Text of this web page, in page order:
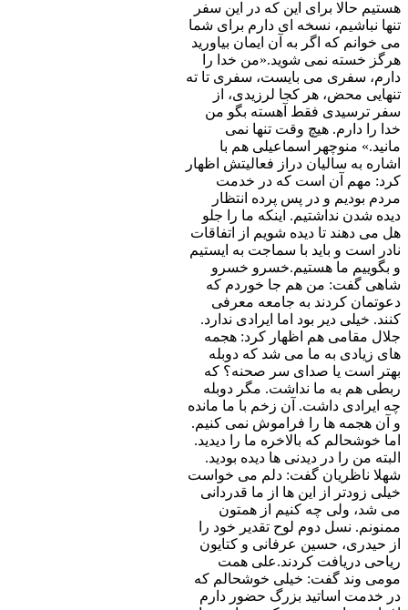
هستیم حالا برای این که در این سفر
تنها نباشیم، نسخه ای دارم برای شما
می خوانم که اگر به آن ایمان بیاورید
هرگز خسته نمی شوید.«من خدا را
دارم، سفری می بایست، سفری تا ته
تنهایی محض، هر کجا لرزیدی، از
سفر ترسیدی فقط آهسته بگو من
خدا را دارم. هیچ وقت تنها نمی
مانید.» منوچهر اسماعیلی هم با
اشاره به سالیان دراز فعالیتش اظهار
کرد: مهم آن است که در خدمت
مردم بودیم و در پس پرده انتظار
دیده شدن نداشتیم. اینکه ما را جلو
هل می دهند تا دیده شویم از اتفاقات
نادر است و باید با سماجت به ایستیم
و بگوییم ما هستیم.خسرو خسرو
شاهی گفت: من هم جا خوردم که
دعوتمان کردند به جامعه معرفی
کنند. خیلی دیر بود اما ایرادی ندارد.
جلال مقامی هم اظهار کرد: هجمه
های زیادی به ما می شد که دوبله
بهتر است یا صدای سر صحنه؟ که
ربطی هم به ما نداشت. مگر دوبله
چه ایرادی داشت. آن زخم با ما مانده
و آن هجمه ها را فراموش نمی کنیم.
اما خوشحالم که بالاخره ما را دیدید.
البته من را در دیدنی ها دیده بودید.
شهلا ناظریان گفت: دلم می خواست
خیلی زودتر از این ها از ما قدردانی
می شد، ولی چه کنیم از همتون
ممنونم. نسل دوم لوح تقدیر خود را
از حیدری، حسین عرفانی و کتایون
ریاحی دریافت کردند.علی همت
مومی وند گفت: خیلی خوشحالم که
در خدمت اساتید بزرگ حضور دارم